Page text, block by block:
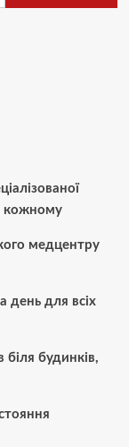
кожному
медцентру
день для всіх
біля будинків,